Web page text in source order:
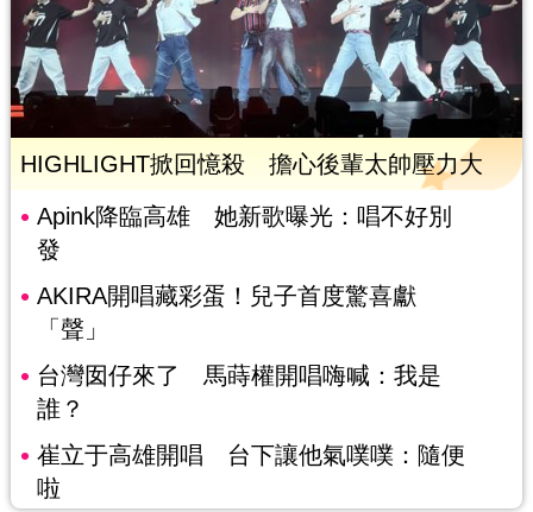
HIGHLIGHT掀回憶殺 擔心後輩太帥壓力大
Apink降臨高雄 她新歌曝光：唱不好別
發
AKIRA開唱藏彩蛋！兒子首度驚喜獻
「聲」
台灣囡仔來了 馬蒔權開唱嗨喊：我是
誰？
崔立于高雄開唱 台下讓他氣噗噗：隨便
啦